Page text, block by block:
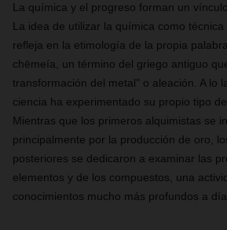
La química y el progreso forman un
La idea de utilizar la química como
refleja en la etimología de la propia
chēmeía, un término del griego antiguo
transformación del metal" o aleación. A lo
ciencia ha experimentado su propio tipo
Mientras que los primeros alquimistas se
principalmente por la producción de oro,
posteriores se dedicaron a examinar las
elementos y de los compuestos, una
conocimientos mucho más profundos a